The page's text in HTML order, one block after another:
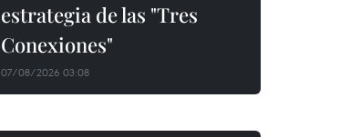
estrategia de las "Tres
Conexiones"
07/08/2026 03:08